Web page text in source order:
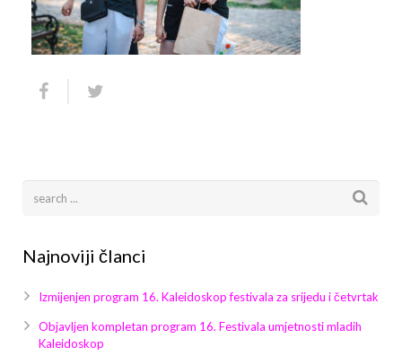
Video 2011
Video 2015
Video 2018
Galerija 2010
Galerija 2014
Galerija 2017
Arhiva
Najnoviji članci
Izmijenjen program 16. Kaleidoskop festivala za srijedu i četvrtak
Objavljen kompletan program 16. Festivala umjetnosti mladih
Kaleidoskop